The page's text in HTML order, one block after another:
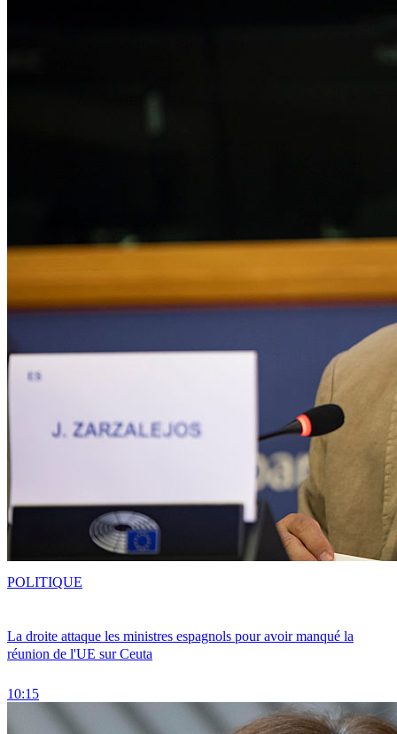
La droite attaque les ministres espagnols pour avoir manqué la
réunion de l'UE sur Ceuta
10:15
POLITIQUE